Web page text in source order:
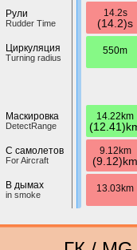
Рули
Rudder Time
Циркуляция
Turning radius
Маскировка
DetectRange
С самолетов
For Aircraft
В дымах
in smoke
14.2s
(14.2)s
550m
14.22km
9.12km
(9.12)km
13.03km